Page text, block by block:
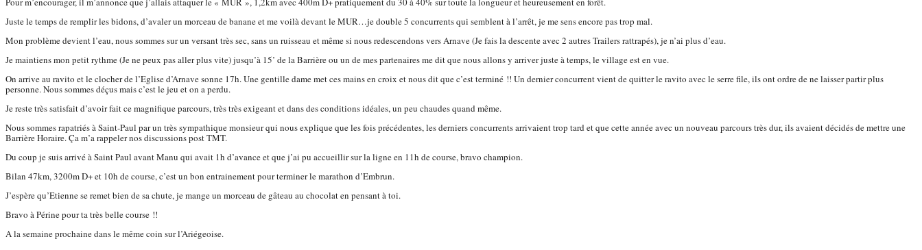
Juste le temps de remplir les bidons, d’avaler un morceau de banane et me voilà devant le MUR…je double 5 concurrents qui semblent à l’arrêt, je me sens encore pas trop mal.
Mon problème devient l’eau, nous sommes sur un versant très sec, sans un ruisseau et même si nous redescendons vers Arnave (Je fais la descente avec 2 autres Trailers rattrapés), je n’ai plus d’eau.
Je maintiens mon petit rythme (Je ne peux pas aller plus vite) jusqu’à 15’ de la Barrière ou un de mes partenaires me dit que nous allons y arriver juste à temps, le village est en vue.
On arrive au ravito et le clocher de l’Eglise d’Arnave sonne 17h. Une gentille dame met ces mains en croix et nous dit que c’est terminé !! Un dernier concurrent vient de quitter le ravito avec le serre file, ils ont ordre de ne laisser partir plus
personne. Nous sommes déçus mais c’est le jeu et on a perdu.
Je reste très satisfait d’avoir fait ce magnifique parcours, très très exigeant et dans des conditions idéales, un peu chaudes quand même.
Nous sommes rapatriés à Saint-Paul par un très sympathique monsieur qui nous explique que les fois précédentes, les derniers concurrents arrivaient trop tard et que cette année avec un nouveau parcours très dur, ils avaient décidés de mettre une
Barrière Horaire. Ça m’a rappeler nos discussions post TMT.
Du coup je suis arrivé à Saint Paul avant Manu qui avait 1h d’avance et que j’ai pu accueillir sur la ligne en 11h de course, bravo champion.
Bilan 47km, 3200m D+ et 10h de course, c’est un bon entrainement pour terminer le marathon d’Embrun.
J’espère qu’Etienne se remet bien de sa chute, je mange un morceau de gâteau au chocolat en pensant à toi.
Bravo à Périne pour ta très belle course !!
A la semaine prochaine dans le même coin sur l’Ariégeoise.